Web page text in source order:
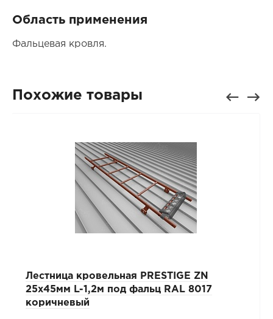
Область применения
Фальцевая кровля.
Похожие товары
Лестница кровельная PRESTIGE ZN
25x45мм L-1,2м под фальц RAL 8017
коричневый